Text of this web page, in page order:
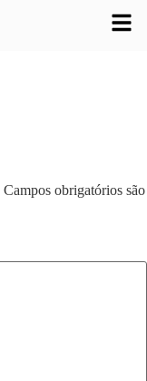
Campos obrigatórios são